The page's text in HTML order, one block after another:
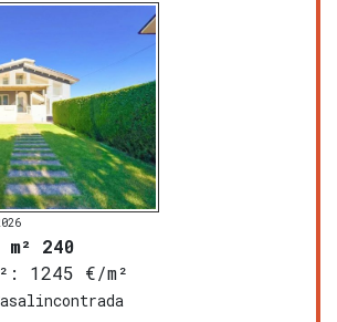
m² 240
1245 €/m²